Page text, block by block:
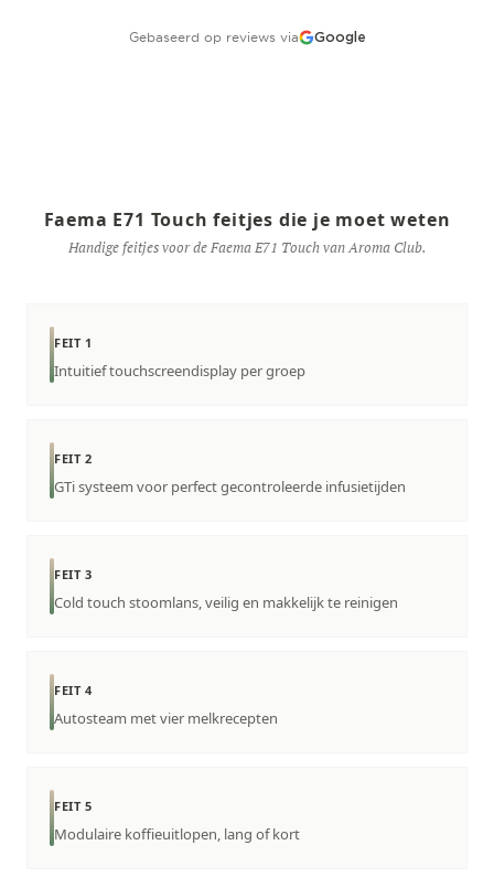
Gebaseerd op reviews via Google
Faema E71 Touch feitjes die je moet weten
Handige feitjes voor de Faema E71 Touch van Aroma Club.
FEIT 1
Intuitief touchscreendisplay per groep
FEIT 2
GTi systeem voor perfect gecontroleerde infusietijden
FEIT 3
Cold touch stoomlans, veilig en makkelijk te reinigen
FEIT 4
Autosteam met vier melkrecepten
FEIT 5
Modulaire koffieuitlopen, lang of kort